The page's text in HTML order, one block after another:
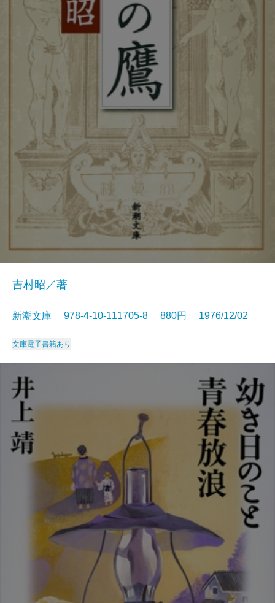
吉村昭／著
新潮文庫 978-4-10-111705-8 880円 1976/12/02
文庫電子書籍あり